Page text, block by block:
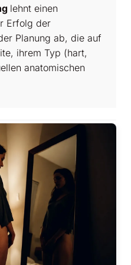
lehnt einen
Erfolg der
Planung ab, die auf
ihrem Typ (hart,
anatomischen